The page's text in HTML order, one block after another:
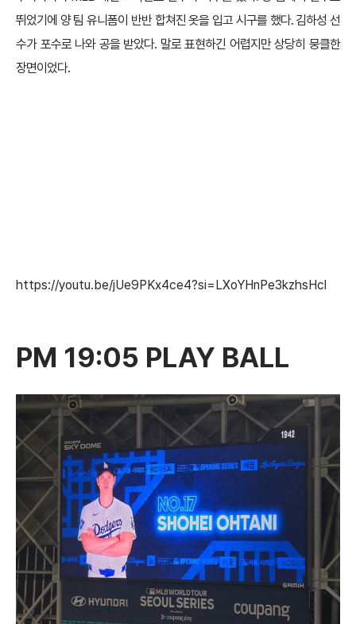
뛰었기에 양 팀 유니폼이 반반 합쳐진 옷을 입고 시구를 했다. 김하성 선
수가 포수로 나와 공을 받았다. 말로 표현하긴 어렵지만 상당히 뭉클한
장면이었다.
https://youtu.be/jUe9PKx4ce4?si=LXoYHnPe3kzhsHcl
PM 19:05 PLAY BALL